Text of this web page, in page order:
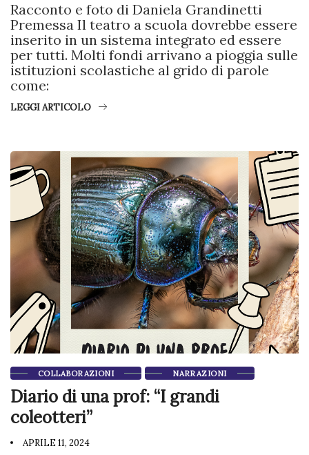
Racconto e foto di Daniela Grandinetti
Premessa Il teatro a scuola dovrebbe essere
inserito in un sistema integrato ed essere
per tutti. Molti fondi arrivano a pioggia sulle
istituzioni scolastiche al grido di parole
come:
LEGGI ARTICOLO
COLLABORAZIONI NARRAZIONI
Diario di una prof: “I grandi
coleotteri”
APRILE 11, 2024